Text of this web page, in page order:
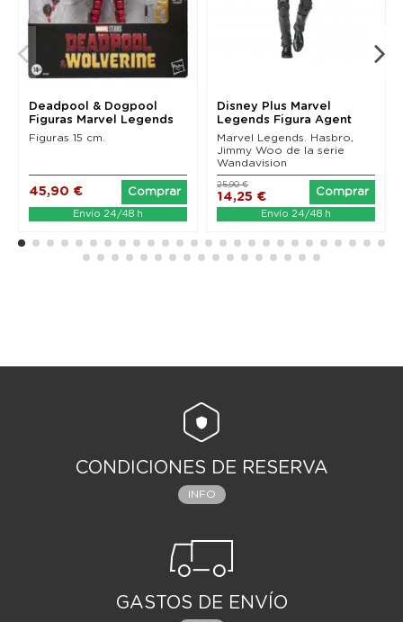
Deadpool & Dogpool
Figuras Marvel Legends
(Deadpool & Wolverine)
Figuras 15 cm.
45,90 € Comprar
Envío 24/48 h
Disney Plus Marvel
Legends Figura Agent
Jimmy Woo...
Marvel Legends. Hasbro,
Jimmy Woo de la serie
Wandavision
14,25 €
25,90 €
Comprar
Envío 24/48 h
CONDICIONES DE RESERVA
INFO
GASTOS DE ENVÍO